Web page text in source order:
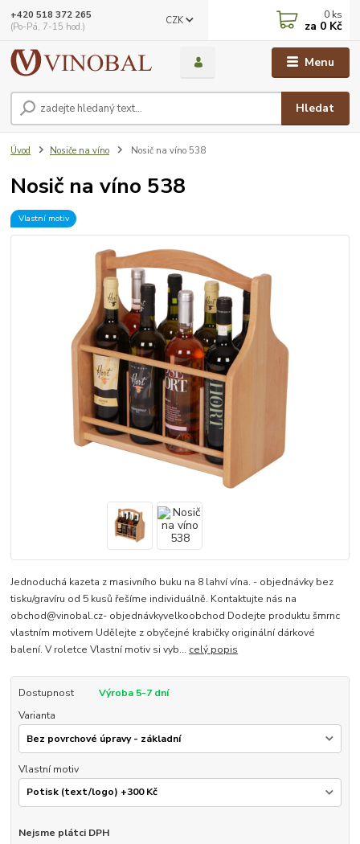
Menu
CZK
Hledat
+420 518 372 265
(Po-Pá, 7-15 hod.)
0 ks
za 0 Kč
Úvod Nosiče na víno Nosič na víno 538
Nosič na víno 538
Vlastní motiv
Jednoduchá kazeta z masivního buku na 8 lahví vína. - objednávky bez
tisku/gravíru od 5 kusů řešíme individuálně. Kontaktujte nás na
obchod@vinobal.cz- objednávkyvelkoobchod Dodejte produktu šmrnc
vlastním motivem Udělejte z obyčejné krabičky originální dárkové
balení. V roletce Vlastní motiv si vyb... celý popis
Dostupnost
Výroba 5-7 dní
Varianta
Vlastní motiv
Nejsme plátci DPH